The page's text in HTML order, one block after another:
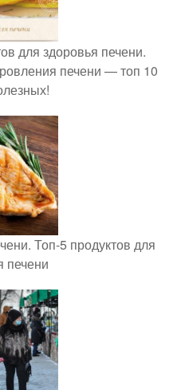
для здоровья печени.
печени — топ 10
Топ-5 продуктов для
печени